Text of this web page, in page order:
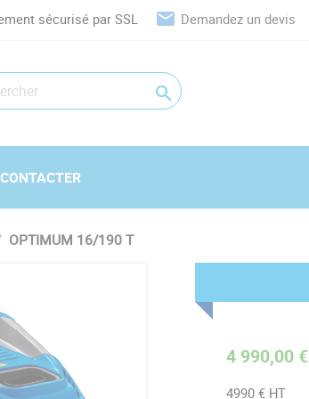
sécurisé par SSL email Demandez un devis

OPTIMUM 16/190 T
4 990,00 €
4990 € HT